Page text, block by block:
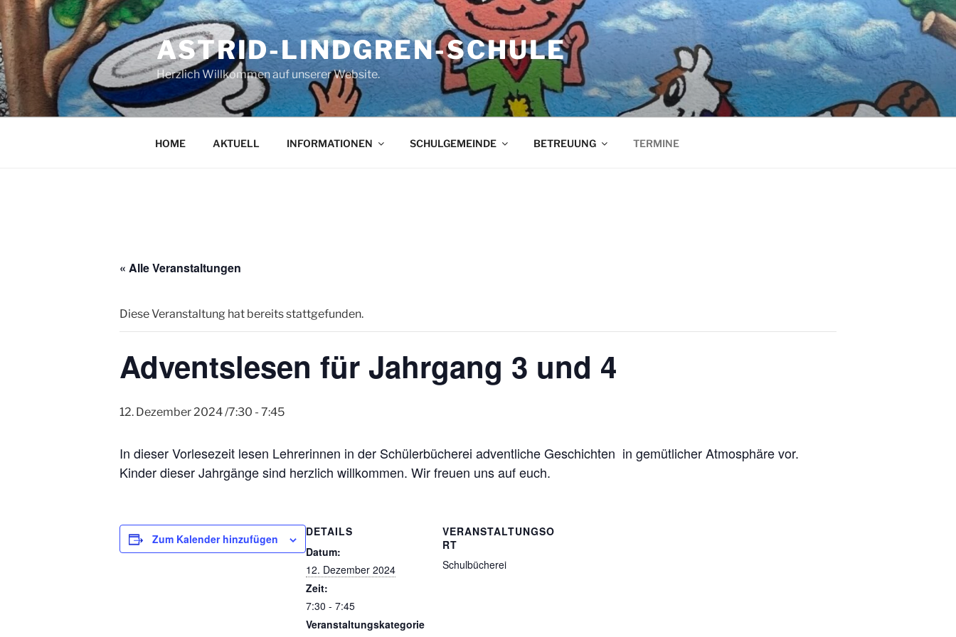
Zum
Inhalt
springen
ASTRID-LINDGREN-SCHULE
Herzlich Willkommen auf unserer Website.
HOME AKTUELL INFORMATIONEN SCHULGEMEINDE BETREUUNG TERMINE
« Alle Veranstaltungen
Diese Veranstaltung hat bereits stattgefunden.
Adventslesen für Jahrgang 3 und 4
12. Dezember 2024 /7:30 - 7:45
In dieser Vorlesezeit lesen Lehrerinnen in der Schülerbücherei adventliche Geschichten in gemütlicher Atmosphäre vor.
Kinder dieser Jahrgänge sind herzlich willkommen. Wir freuen uns auf euch.
Zum Kalender hinzufügen
DETAILS
Datum:
12. Dezember 2024
Zeit:
7:30 - 7:45
Veranstaltungskategorie
VERANSTALTUNGSO
RT
Schulbücherei